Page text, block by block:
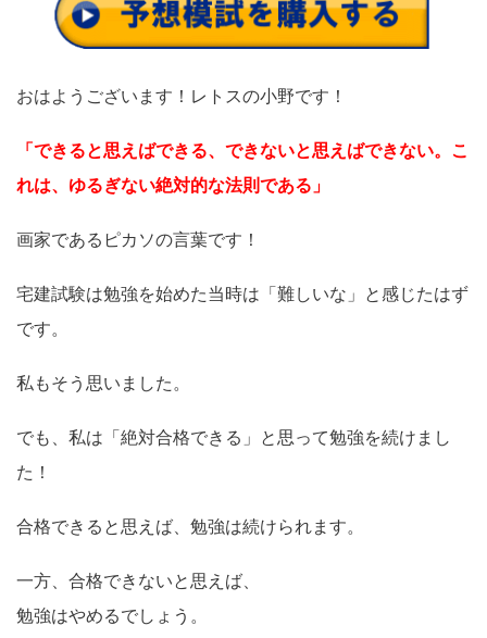
おはようございます！レトスの小野です！
「できると思えばできる、できないと思えばできない。こ
れは、ゆるぎない絶対的な法則である」
画家であるピカソの言葉です！
宅建試験は勉強を始めた当時は「難しいな」と感じたはず
です。
私もそう思いました。
でも、私は「絶対合格できる」と思って勉強を続けまし
た！
合格できると思えば、勉強は続けられます。
一方、合格できないと思えば、
勉強はやめるでしょう。